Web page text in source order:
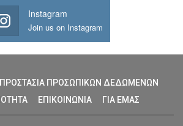
Instagram
Join us on Instagram
ΠΡΟΣΤΑΣΙΑ ΠΡΟΣΩΠΙΚΩΝ ΔΕΔΩΜΕΝΩΝ
ΕΠΙΚΟΙΝΩΝΙΑ ΓΙΑ ΕΜΑΣ